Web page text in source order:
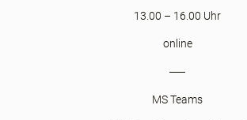
13.00 – 16.00 Uhr
online
MS Teams